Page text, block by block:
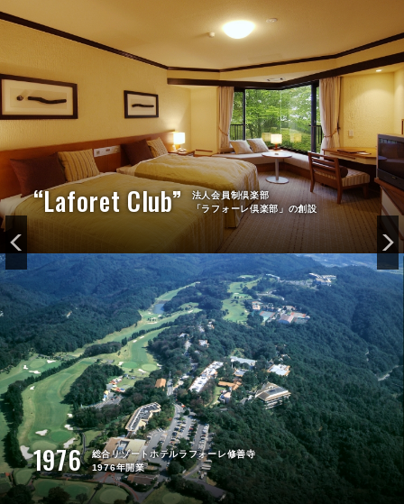
“Laforet Club”
法人会員制倶楽部
「ラフォーレ倶楽部」の創設
1976
総合リゾートホテルラフォーレ修善寺
1976年開業